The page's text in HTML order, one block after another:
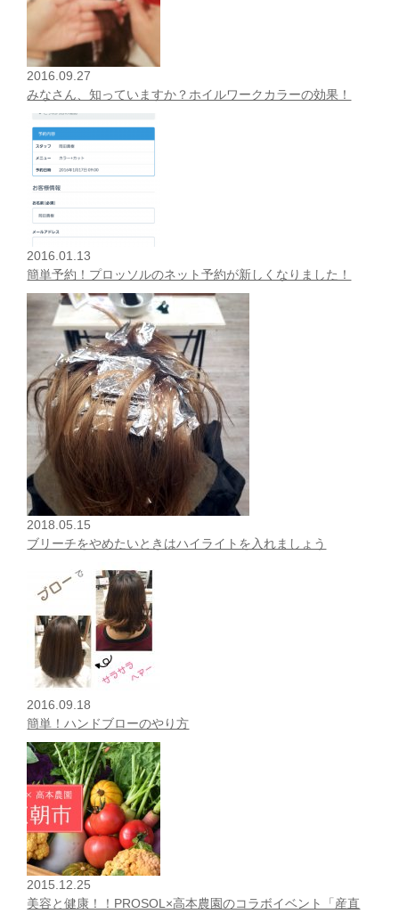
2016.09.27
みなさん、知っていますか？ホイルワークカラーの効果！
2016.01.13
簡単予約！プロッソルのネット予約が新しくなりました！
2018.05.15
ブリーチをやめたいときはハイライトを入れましょう
2016.09.18
簡単！ハンドブローのやり方
2015.12.25
美容と健康！！PROSOL×高本農園のコラボイベント「産直